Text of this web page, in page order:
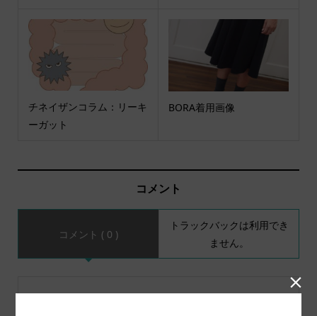
チネイザンコラム：リーキ
ーガット
BORA着用画像
コメント
コメント ( 0 )
トラックバックは利用でき
ません。
